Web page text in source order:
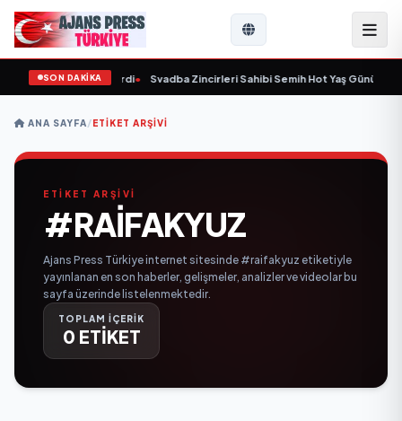
SON DAKİKA
yaşında yaşamını yitirdi• Svadba Zincirleri Sahibi Semih Hot Yaş Gününü
ANA SAYFA/ETIKET ARŞIVI
ETİKET ARŞİVİ
#RAIFAKYUZ
Ajans Press Türkiye internet sitesinde #raifakyuz etiketiyle
yayınlanan en son haberler, gelişmeler, analizler ve videolar bu
sayfa üzerinde listelenmektedir.
TOPLAM İÇERİK
0 ETİKET